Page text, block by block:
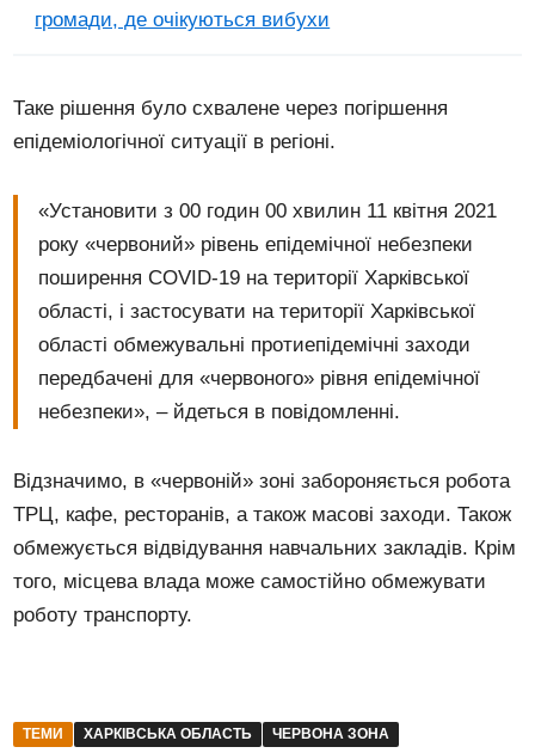
громади, де очікуються вибухи
Таке рішення було схвалене через погіршення
епідеміологічної ситуації в регіоні.
«Установити з 00 годин 00 хвилин 11 квітня 2021
року «червоний» рівень епідемічної небезпеки
поширення COVID-19 на території Харківської
області, і застосувати на території Харківської
області обмежувальні протиепідемічні заходи
передбачені для «червоного» рівня епідемічної
небезпеки», – йдеться в повідомленні.
Відзначимо, в «червоній» зоні забороняється робота
ТРЦ, кафе, ресторанів, а також масові заходи. Також
обмежується відвідування навчальних закладів. Крім
того, місцева влада може самостійно обмежувати
роботу транспорту.
ТЕМИ ХАРКІВСЬКА ОБЛАСТЬ ЧЕРВОНА ЗОНА